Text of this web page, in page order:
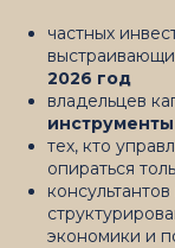
частных
2026 год
владельцев
тех, кто
опираться
экономики и